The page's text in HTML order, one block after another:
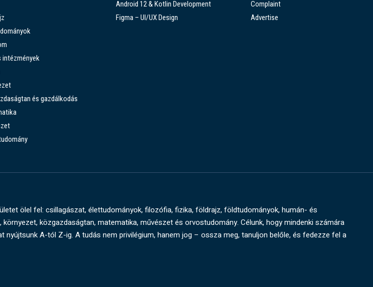
intézmények
és gazdálkodás
Android 12 & Kotlin Development
Figma – UI/UX Design
Complaint
Advertise
ölel fel: csillagászat, élettudományok, filozófia, fizika, földrajz, földtudományok, humán- és
közgazdaságtan, matematika, művészet és orvostudomány. Célunk, hogy mindenki számára
A-tól Z-ig. A tudás nem privilégium, hanem jog – ossza meg, tanuljon belőle, és fedezze fel a